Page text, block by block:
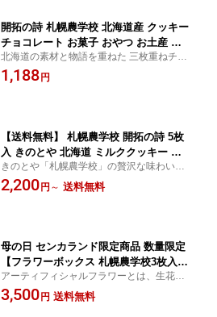
開拓の詩 札幌農学校 北海道産 クッキー
チョコレート お菓子 おやつ お土産 贈
り物 手土産 プレゼント バレンタイン
北海道の素材と物語を重ねた 三枚重ねチョ
コがけクッキー
1,188 円
【送料無料】 札幌農学校 開拓の詩 5枚
入 きのとや 北海道 ミルククッキー チ
ョコレート ラングドシャ 焼き菓子 お菓
子 スイーツ 個包装 北海道限定 お土産
きのとや「札幌農学校」の贅沢な味わい。
ザクザク食感のクッキーとまろやかなチョ
コレートが織りなす、北海道のこだわりが
2,200 円 ～ 送料無料
母の日 センカランド限定商品 数量限定
【フラワーボックス 札幌農学校3枚入×3
個 】詰め合わせ プレゼント カーネーシ
ョン あじさい アキレア ガーベラ かわ
アーティフィシャルフラワーとは、生花の
美しさをリアルに再現しながらも、生花よ
りも耐久性がある、近年注目のアイテムで
3,500 円 送料無料